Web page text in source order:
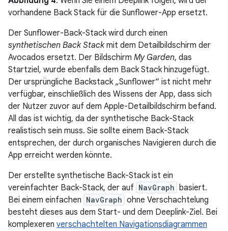
vorhandene Back Stack für die Sunflower-App ersetzt.
Der Sunflower-Back-Stack wird durch einen
synthetischen Back Stackmit dem Detailbildschirm der
Avocados ersetzt. Der Bildschirm My Garden, das
Startziel, wurde ebenfalls dem Back Stack hinzugefügt.
Der ursprüngliche Backstack „Sunflower“ ist nicht mehr
verfügbar, einschließlich des Wissens der App, dass sich
der Nutzer zuvor auf dem Apple-Detailbildschirm befand.
All das ist wichtig, da der synthetische Back-Stack
realistisch sein muss. Sie sollte einem Back-Stack
entsprechen, der durch organisches Navigieren durch die
App erreicht werden könnte.
Der erstellte synthetische Back-Stack ist ein
vereinfachter Back-Stack, der auf NavGraph basiert.
Bei einem einfachen NavGraph ohne Verschachtelung
besteht dieses aus dem Start- und dem Deeplink-Ziel. Bei
komplexeren verschachtelten Navigationsdiagrammen